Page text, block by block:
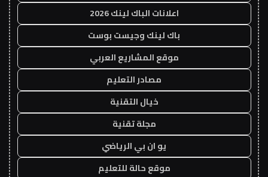
اعلانات الباك لينك 2026
باك لينك وجيست بوست
موقع المشاريع العربي
مصادر التعليم
خيال التقنية
مجلة تقنية
يو ان بي الرياضي
موقع حالة للتعليم